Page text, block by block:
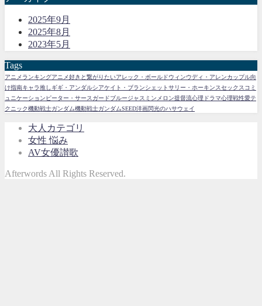
2025年9月
2025年8月
2023年5月
Tags
アニメランキングアニメ好きと繋がりたいアレック・ボールドウィンウディ・アレンカップル向
け指南キャラ推し ギギ・アンダルシアケイト・ブランシェットサリー・ホーキンスセックスコミ
ュニケーションピーター・サースガードブルージャスミン メロン提督流心理ドラマ心理戦性愛テ
クニック機動戦士ガンダム機動戦士ガンダムSEED洋画閃光のハサウェイ
大人カテゴリ
女性 悩み
AV女優讃歌
Afterwords All Rights Reserved.